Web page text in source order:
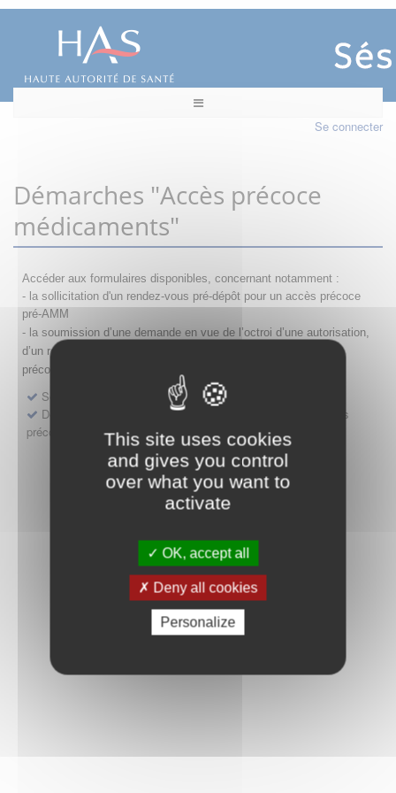
This site uses cookies
and gives you control
over what you want to
activate
OK, accept all
Deny all cookies
Personalize
Se connecter
Démarches "Accès précoce
médicaments"
Accéder aux formulaires disponibles, concernant notamment :
- la sollicitation d'un rendez-vous pré-dépôt pour un accès précoce
pré-AMM
- la soumission d’une demande en vue de l’octroi d’une autorisation,
d’un renouvellement, d’une modification ou d’un retrait d'accès
précoce
Sollicitation RDV pré-dépôt accès précoce pré-AMM
Déposer une demande ou faire évoluer une décision d'accès
précoce